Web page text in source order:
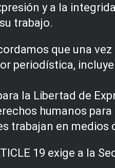
y a la
trabajo.
que una
periodística,
la Libertad de
humanos
trabajan en medios
19 exige a la